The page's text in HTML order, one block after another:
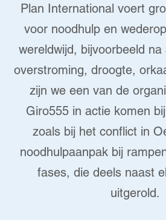
Plan International voert
voor noodhulp en
wereldwijd, bijvoorbeeld
overstroming, droogte,
zijn we een van de
Giro555 in actie komen
zoals bij het conflict in
noodhulpaanpak bij
fases, die deels naast
uitgerold.